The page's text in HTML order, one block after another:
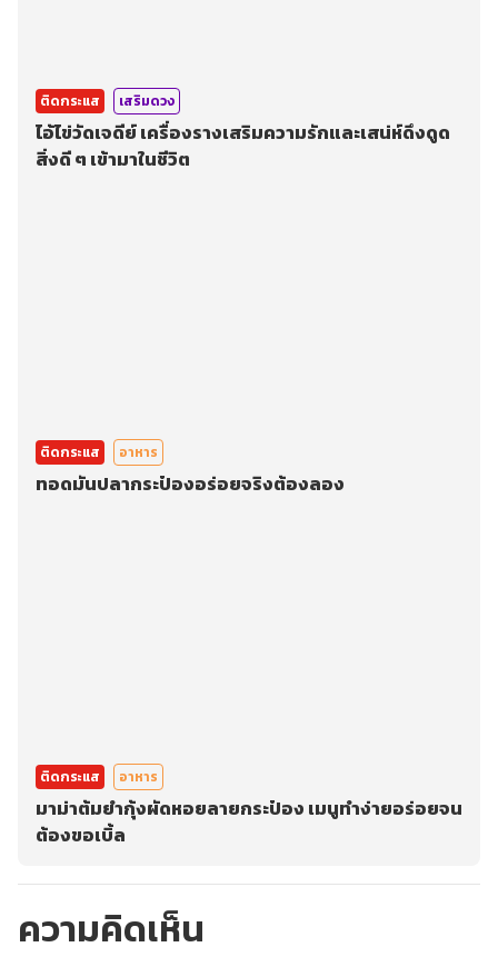
ติดกระแส เสริมดวง
ไอ้ไข่วัดเจดีย์ เครื่องรางเสริมความรักและเสน่ห์ดึงดูด
สิ่งดี ๆ เข้ามาในชีวิต
ติดกระแส อาหาร
ทอดมันปลากระป๋องอร่อยจริงต้องลอง
ติดกระแส อาหาร
มาม่าต้มยำกุ้งผัดหอยลายกระป๋อง เมนูทำง่ายอร่อยจน
ต้องขอเบิ้ล
ความคิดเห็น